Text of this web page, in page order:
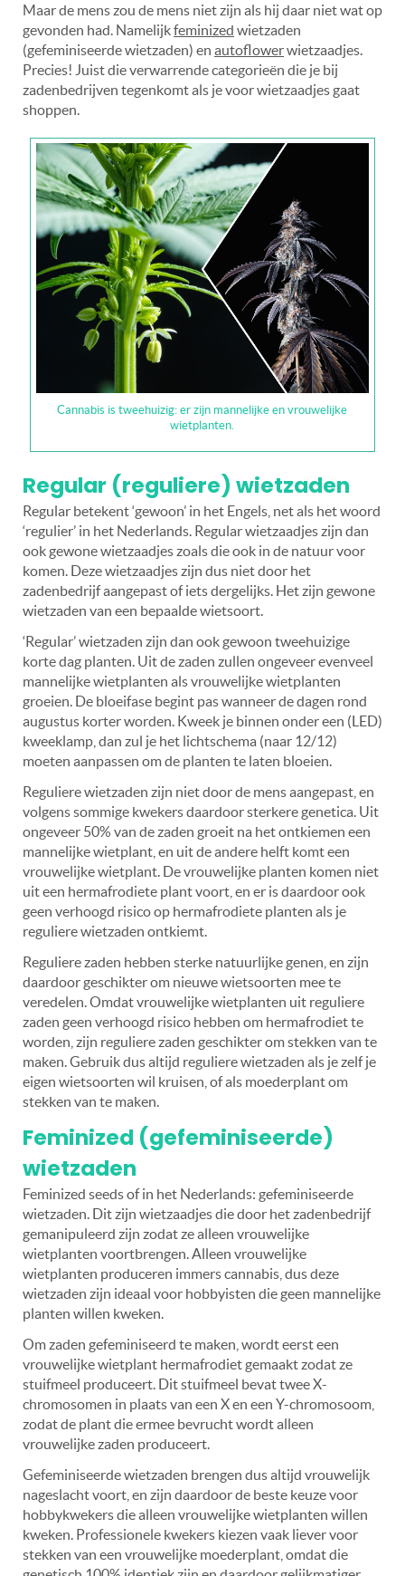
Maar de mens zou de mens niet zijn als hij daar niet wat op
gevonden had. Namelijkfeminized wietzaden
(gefeminiseerde wietzaden) en autoflowerwietzaadjes.
Precies! Juist die verwarrende categorieën die je bij
zadenbedrijven tegenkomt als je voor wietzaadjes gaat
shoppen.
Cannabis is tweehuizig: er zijn mannelijke en vrouwelijke
wietplanten.
Regular (reguliere) wietzaden
Regular betekent ‘gewoon’ in het Engels, net als het woord
‘regulier’ in het Nederlands. Regular wietzaadjes zijn dan
ook gewone wietzaadjes zoals die ook in de natuur voor
komen. Deze wietzaadjes zijn dus niet door het
zadenbedrijf aangepast of iets dergelijks. Het zijn gewone
wietzaden van een bepaalde wietsoort.
‘Regular’ wietzaden zijn dan ook gewoon tweehuizige
korte dag planten. Uit de zaden zullen ongeveer evenveel
mannelijke wietplanten als vrouwelijke wietplanten
groeien. De bloeifase begint pas wanneer de dagen rond
augustus korter worden. Kweek je binnen onder een (LED)
kweeklamp, dan zul je het lichtschema (naar 12/12)
moeten aanpassen om de planten te laten bloeien.
Reguliere wietzaden zijn niet door de mens aangepast, en
volgens sommige kwekers daardoor sterkere genetica. Uit
ongeveer 50% van de zaden groeit na het ontkiemen een
mannelijke wietplant, en uit de andere helft komt een
vrouwelijke wietplant. De vrouwelijke planten komen niet
uit een hermafrodiete plant voort, en er is daardoor ook
geen verhoogd risico op hermafrodiete planten als je
reguliere wietzaden ontkiemt.
Reguliere zaden hebben sterke natuurlijke genen, en zijn
daardoor geschikter om nieuwe wietsoorten mee te
veredelen. Omdat vrouwelijke wietplanten uit reguliere
zaden geen verhoogd risico hebben om hermafrodiet te
worden, zijn reguliere zaden geschikter om stekken van te
maken. Gebruik dus altijd reguliere wietzaden als je zelf je
eigen wietsoorten wil kruisen, of als moederplant om
stekken van te maken.
Feminized (gefeminiseerde)
wietzaden
Feminized seeds of in het Nederlands: gefeminiseerde
wietzaden. Dit zijn wietzaadjes die door het zadenbedrijf
gemanipuleerd zijn zodat ze alleen vrouwelijke
wietplanten voortbrengen. Alleen vrouwelijke
wietplanten produceren immers cannabis, dus deze
wietzaden zijn ideaal voor hobbyisten die geen mannelijke
planten willen kweken.
Om zaden gefeminiseerd te maken, wordt eerst een
vrouwelijke wietplant hermafrodiet gemaakt zodat ze
stuifmeel produceert. Dit stuifmeel bevat twee X-
chromosomen in plaats van een X en een Y-chromosoom,
zodat de plant die ermee bevrucht wordt alleen
vrouwelijke zaden produceert.
Gefeminiseerde wietzaden brengen dus altijd vrouwelijk
nageslacht voort, en zijn daardoor de beste keuze voor
hobbykwekers die alleen vrouwelijke wietplanten willen
kweken. Professionele kwekers kiezen vaak liever voor
stekken van een vrouwelijke moederplant, omdat die